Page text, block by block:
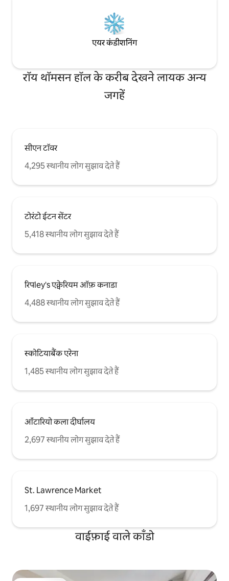
एयर कंडीशनिंग
रॉय थॉमसन हॉल के करीब देखने लायक अन्य
जगहें
सीएन टॉवर
4,295 स्थानीय लोग सुझाव देते हैं
टोरंटो ईटन सेंटर
5,418 स्थानीय लोग सुझाव देते हैं
रिपley's एक्वेरियम ऑफ़ कनाडा
4,488 स्थानीय लोग सुझाव देते हैं
स्कोटियाबैंक एरेना
1,485 स्थानीय लोग सुझाव देते हैं
ऑंटारियो कला दीर्घालय
2,697 स्थानीय लोग सुझाव देते हैं
St. Lawrence Market
1,697 स्थानीय लोग सुझाव देते हैं
वाईफ़ाई वाले काँडो